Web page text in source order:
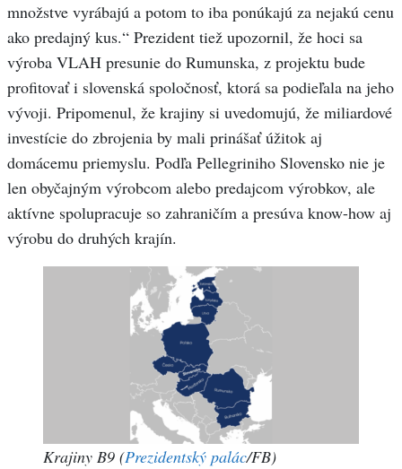
množstve vyrábajú a potom to iba ponúkajú za nejakú cenu
ako predajný kus.“ Prezident tiež upozornil, že hoci sa
výroba VLAH presunie do Rumunska, z projektu bude
profitovať i slovenská spoločnosť, ktorá sa podieľala na jeho
vývoji. Pripomenul, že krajiny si uvedomujú, že miliardové
investície do zbrojenia by mali prinášať úžitok aj
domácemu priemyslu. Podľa Pellegriniho Slovensko nie je
len obyčajným výrobcom alebo predajcom výrobkov, ale
aktívne spolupracuje so zahraničím a presúva know-how aj
výrobu do druhých krajín.
Krajiny B9 (Prezidentský palác/FB)